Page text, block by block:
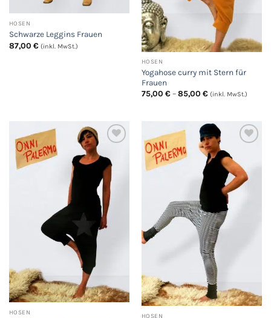
HOSEN
Schwarze Leggins Frauen
87,00 € (inkl. MwSt.)
HOSEN
Yogahose curry mit Stern für
Frauen
75,00 € – 85,00 €Preisspanne:
(inkl. MwSt.)
Auf
die
Wunschliste
HOSEN
Auf
die
Wunschliste
HOSEN